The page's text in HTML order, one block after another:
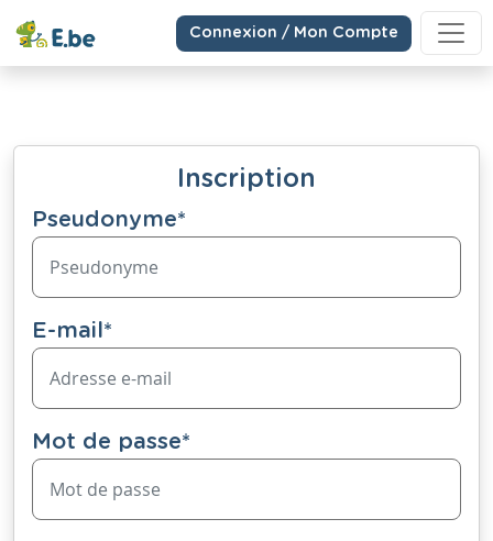
Connexion / Mon Compte
Inscription
Pseudonyme*
E-mail*
Mot de passe*